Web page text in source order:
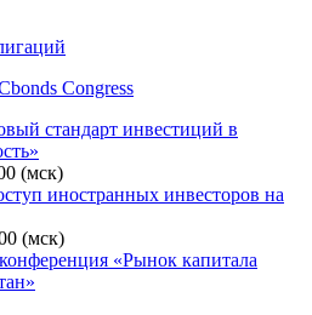
Congress
стандарт инвестиций в
(мск)
иностранных инвесторов на
(мск)
«Рынок капитала